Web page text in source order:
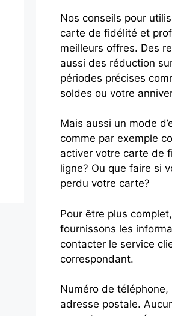
Nos conseils pour
carte de fidélité et
meilleurs offres. Des
aussi des réduction
périodes précises
soldes ou votre
Mais aussi un mode
comme par exemple
activer votre carte de
ligne? Ou que faire si
perdu votre carte?
Pour être plus
fournissons les
contacter le service
correspondant.
Numéro de téléphone,
adresse postale.